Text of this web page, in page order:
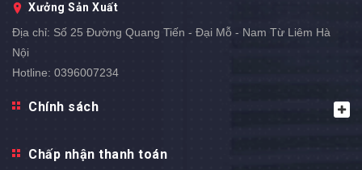
Xưởng Sản Xuất
Địa chỉ: Số 25 Đường Quang Tiến - Đại Mỗ - Nam Từ Liêm Hà
Nội
Hotline: 0396007234
Chính sách
Chấp nhận thanh toán